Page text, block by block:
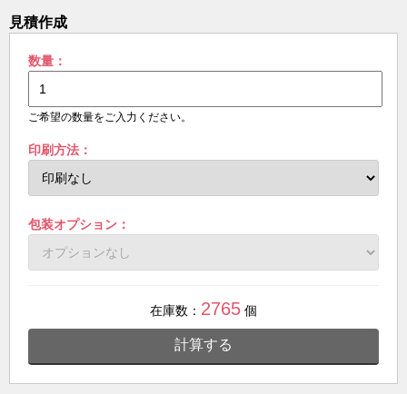
見積作成
数量：
ご希望の数量をご入力ください。
印刷方法：
包装オプション：
在庫数： 2765 個
計算する